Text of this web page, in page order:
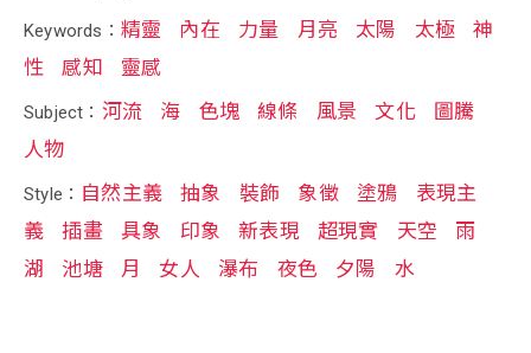
Keywords： 精靈 內在 力量 月亮 太陽 太極
神
性
感知 靈感
Subject： 河流 海 色塊 線條 風景 文化
圖騰
人物
Style： 自然主義 抽象 裝飾 象徵 塗鴉
表現主
義
插畫 具象 印象 新表現 超現實 天空
雨
湖
池塘 月 女人 瀑布 夜色 夕陽 水